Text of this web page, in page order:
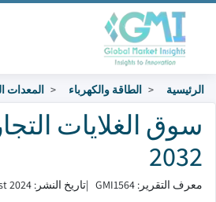
الرئيسية الطاقة والكهرباء المعدات
2032
معرف التقرير: GMI1564 |تاريخ النشر: August 2024